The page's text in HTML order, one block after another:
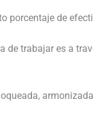
porcentaje de
de trabajar es a